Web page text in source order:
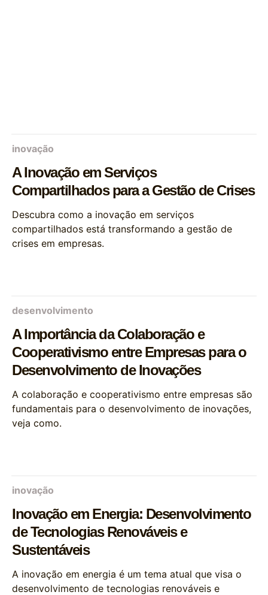
inovação
A Inovação em Serviços
Compartilhados para a Gestão de Crises
Descubra como a inovação em serviços
compartilhados está transformando a gestão de
crises em empresas.
desenvolvimento
A Importância da Colaboração e
Cooperativismo entre Empresas para o
Desenvolvimento de Inovações
A colaboração e cooperativismo entre empresas são
fundamentais para o desenvolvimento de inovações,
veja como.
inovação
Inovação em Energia: Desenvolvimento
de Tecnologias Renováveis e
Sustentáveis
A inovação em energia é um tema atual que visa o
desenvolvimento de tecnologias renováveis e